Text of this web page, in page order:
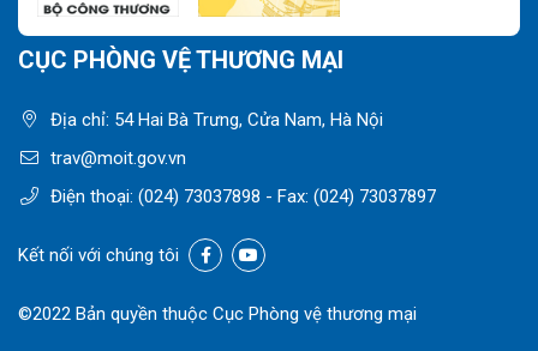
CỤC PHÒNG VỆ THƯƠNG MẠI
Địa chỉ: 54 Hai Bà Trưng, Cửa Nam, Hà Nội
trav@moit.gov.vn
Điện thoại: (024) 73037898 - Fax: (024) 73037897
Kết nối với chúng tôi
©2022 Bản quyền thuộc Cục Phòng vệ thương mại